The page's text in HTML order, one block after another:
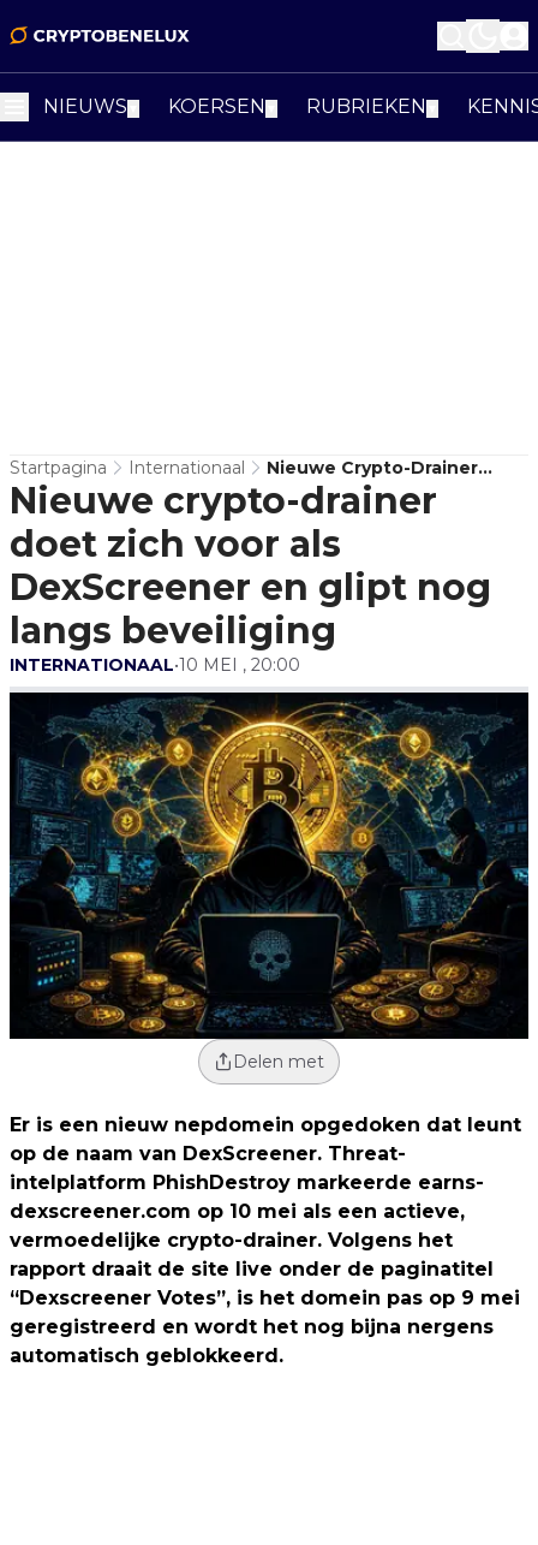
NIEUWS KOERSEN RUBRIEKEN
Startpagina Internationaal
Nieuwe Crypto-Drainer
Doet Zich Voor Als
DexScreener En Glipt Nog
Langs Beveiliging
Nieuwe crypto-drainer
doet zich voor als
DexScreener en glipt nog
langs beveiliging
INTERNATIONAAL•10 MEI , 20:00
Delen met
Er is een nieuw nepdomein opgedoken dat leunt
op de naam van DexScreener. Threat-
intelplatform PhishDestroy markeerde earns-
dexscreener.com op 10 mei als een actieve,
vermoedelijke crypto-drainer. Volgens het
rapport draait de site live onder de paginatitel
“Dexscreener Votes”, is het domein pas op 9 mei
geregistreerd en wordt het nog bijna nergens
automatisch geblokkeerd.